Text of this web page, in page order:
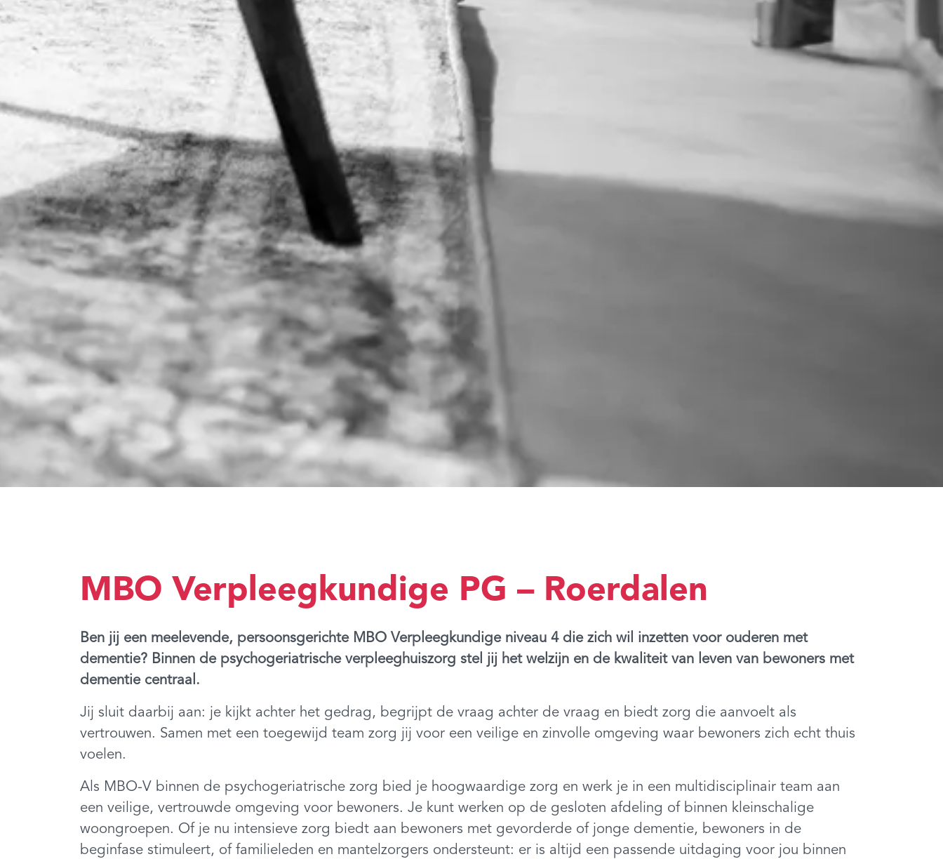
MBO Verpleegkundige PG – Roerdalen
Ben jij een meelevende, persoonsgerichte MBO Verpleegkundige niveau 4 die zich wil inzetten voor ouderen met
dementie? Binnen de psychogeriatrische verpleeghuiszorg stel jij het welzijn en de kwaliteit van leven van bewoners met
dementie centraal.
Jij sluit daarbij aan: je kijkt achter het gedrag, begrijpt de vraag achter de vraag en biedt zorg die aanvoelt als
vertrouwen. Samen met een toegewijd team zorg jij voor een veilige en zinvolle omgeving waar bewoners zich echt thuis
voelen.
Als MBO-V binnen de psychogeriatrische zorg bied je hoogwaardige zorg en werk je in een multidisciplinair team aan
een veilige, vertrouwde omgeving voor bewoners. Je kunt werken op de gesloten afdeling of binnen kleinschalige
woongroepen. Of je nu intensieve zorg biedt aan bewoners met gevorderde of jonge dementie, bewoners in de
beginfase stimuleert, of familieleden en mantelzorgers ondersteunt: er is altijd een passende uitdaging voor jou binnen